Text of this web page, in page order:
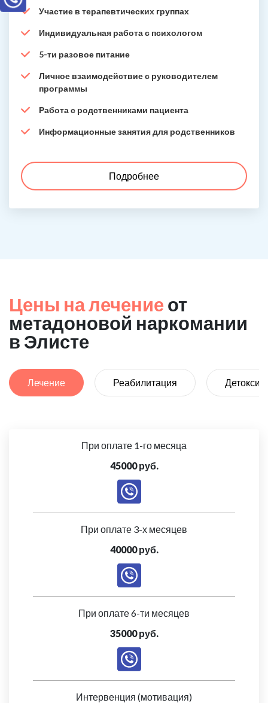
Участие в терапевтических группах
Индивидуальная работа с психологом
5-ти разовое питание
Личное взаимодействие с руководителем
программы
Работа с родственниками пациента
Информационные занятия для родственников
Подробнее
Цены на лечение от
метадоновой наркомании
в Элисте
Лечение Реабилитация
При оплате 1-го месяца
45000 руб.
При оплате 3-х месяцев
40000 руб.
При оплате 6-ти месяцев
35000 руб.
Интервенция (мотивация)